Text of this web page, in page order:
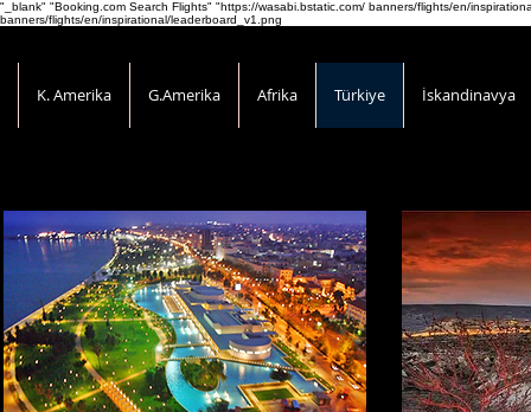
"_blank" "Booking.com Search Flights" "https://wasabi.bstatic.com/ banners/flights/en/
banners/flights/en/inspirational/leaderboard_v1.png
K. Amerika G.Amerika Afrika Türkiye İskandinavya